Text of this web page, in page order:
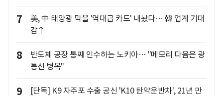
7
美, 中 태양광 막을 '역대급 카드' 내놨다… 韓 업계 기대
감↑
8
반도체 공장 통째 인수하는 노키아… "메모리 다음은 광
통신 병목"
9 [단독] K9 자주포 수출 공신 'K10 탄약운반차', 21년 만